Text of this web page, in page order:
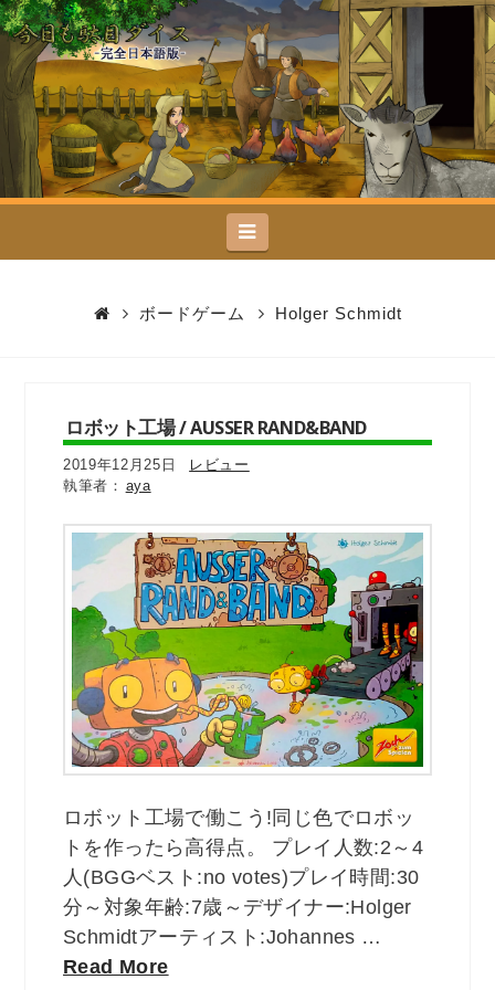
今
日
も
駄
目
Navigation
ボードゲーム Holger Schmidt
ロボット工場 / AUSSER RAND&BAND
2019年12月25日
レビュー
aya
ロボット工場で働こう!同じ色でロボッ
トを作ったら高得点。 プレイ人数:2～4
人(BGGベスト:no votes)プレイ時間:30
分～対象年齢:7歳～デザイナー:Holger
Schmidtアーティスト:Johannes …
Read More